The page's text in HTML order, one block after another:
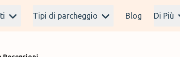
Tipi di parcheggio Blog Di Più